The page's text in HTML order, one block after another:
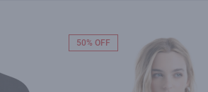
50% OFF